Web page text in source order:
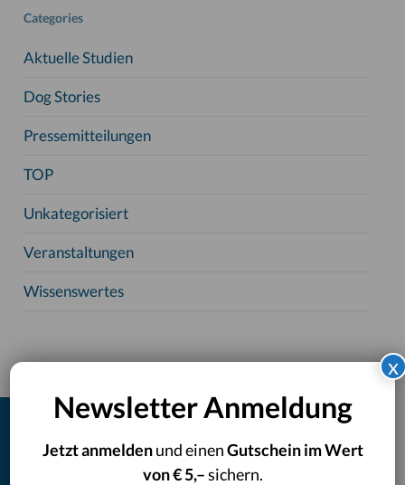
Categories
Aktuelle Studien
Dog Stories
Pressemitteilungen
TOP
Unkategorisiert
Veranstaltungen
Wissenswertes
Rassebestimmung Hund
Newsletter Anmeldung
Jetzt anmeldenund einenGutschein im Wert
von € 5,–sichern.
x